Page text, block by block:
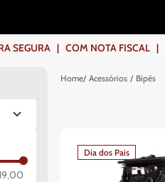
SEGURA | COM NOTA FISCAL |
Acessórios Bipés
Dia dos Pais